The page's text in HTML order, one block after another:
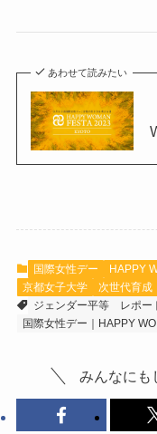
あわせて読みたい
国際女性デー HAPPY
京都女子大学
次世代育成
ジェンダー平等
レポー
国際女性デー｜HAPPY
みんなにも